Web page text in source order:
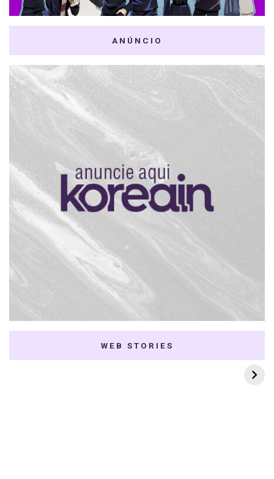
ANÚNCIO
WEB STORIES
7 K-dramas Enemies
to Lovers
Thai Dramas com
First e Khaotung